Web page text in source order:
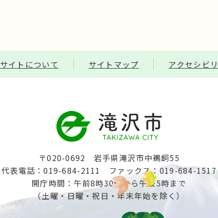
イトについて サイトマップ アクセシビ
〒020-0692 岩手県滝沢市中鵜飼55
代表電話：019-684-2111 ファックス：019-684-1517
開庁時間：午前8時30分から午後5時まで
（土曜・日曜・祝日・年末年始を除く）